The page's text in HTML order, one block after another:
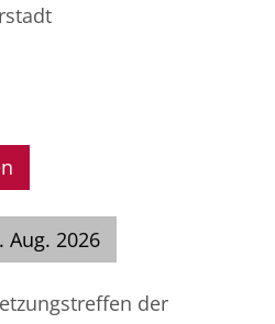
Aug. 2026
der